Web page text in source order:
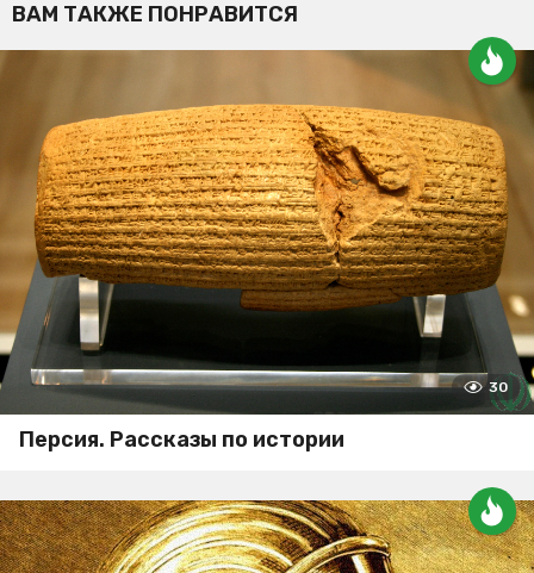
ВАМ ТАКЖЕ ПОНРАВИТСЯ
30
Персия. Рассказы по истории